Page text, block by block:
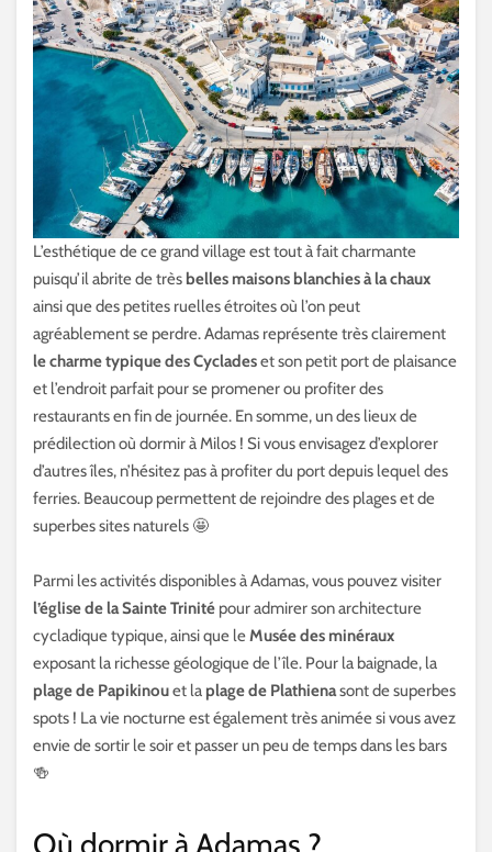
L’esthétique de ce grand village est tout à fait charmante
puisqu’il abrite de très belles maisons blanchies à la chaux
ainsi que des petites ruelles étroites où l’on peut
agréablement se perdre. Adamas représente très clairement
le charme typique des Cycladeset son petit port de plaisance
et l’endroit parfait pour se promener ou profiter des
restaurants en fin de journée. En somme, un des lieux de
prédilection où dormir à Milos ! Si vous envisagez d’explorer
d’autres îles, n’hésitez pas à profiter du port depuis lequel des
ferries. Beaucoup permettent de rejoindre des plages et de
superbes sites naturels 🤩
Parmi les activités disponibles à Adamas, vous pouvez visiter
l’église de la Sainte Trinité pour admirer son architecture
cycladique typique, ainsi que leMusée des minéraux
exposant la richesse géologique de l’île. Pour la baignade, la
plage de Papikinouet la plage de Plathienasont de superbes
spots ! La vie nocturne est également très animée si vous avez
envie de sortir le soir et passer un peu de temps dans les bars
🍻
Où dormir à Adamas ?